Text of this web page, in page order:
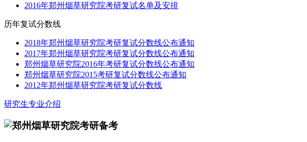
2016年郑州烟草研究院考研复试名单及安排
历年复试分数线
2018年郑州烟草研究院考研复试分数线公布通知
2017年郑州烟草研究院考研复试分数线公布通知
郑州烟草研究院2016年考研复试分数线公布通知
郑州烟草研究院2015考研复试分数线公布通知
2012年郑州烟草研究院考研复试分数线
研究生专业介绍